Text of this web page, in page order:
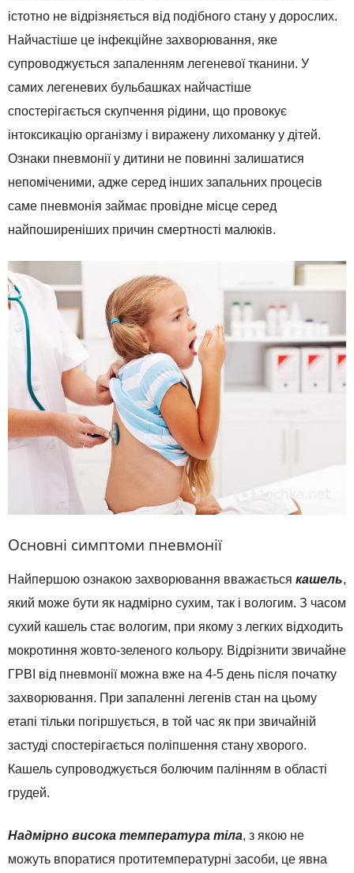
істотно не відрізняється від подібного стану у дорослих.
Найчастіше це інфекційне захворювання, яке
супроводжується запаленням легеневої тканини. У
самих легеневих бульбашках найчастіше
спостерігається скупчення рідини, що провокує
інтоксикацію організму і виражену лихоманку у дітей.
Ознаки пневмонії у дитини не повинні залишатися
непоміченими, адже серед інших запальних процесів
саме пневмонія займає провідне місце серед
найпоширеніших причин смертності малюків.
Основні симптоми пневмонії
Найпершою ознакою захворювання вважається кашель,
який може бути як надмірно сухим, так і вологим. З часом
сухий кашель стає вологим, при якому з легких відходить
мокротиння жовто-зеленого кольору. Відрізнити звичайне
ГРВІ від пневмонії можна вже на 4-5 день після початку
захворювання. При запаленні легенів стан на цьому
етапі тільки погіршується, в той час як при звичайній
застуді спостерігається поліпшення стану хворого.
Кашель супроводжується болючим палінням в області
грудей.
Надмірно висока температура тіла, з якою не
можуть впоратися протитемпературні засоби, це явна